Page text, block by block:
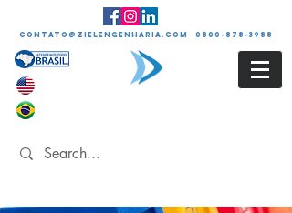
contato@zielengenharia.com 0800-878-3988